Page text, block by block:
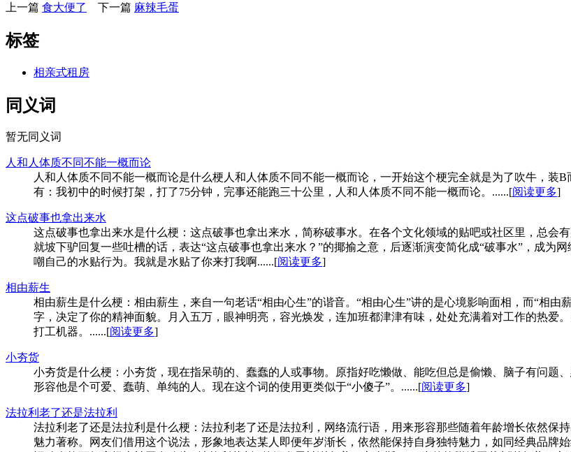
上一篇 食大便了 下一篇 麻辣毛蛋
标签
相亲式租房
同义词
暂无同义词
人和人体质不同不能一概而论
人和人体质不同不能一概而论是什么梗人和人体质不同不能一概而论，一开始这个梗完全就是为了吹牛，装
有：我初中的时候打架，打了75分钟，完事还能跑三十公里，人和人‌‌‌‌‌‌‌‌‌‌‌体质不同不能一概而论。......[阅读更多]
这点破事也拿出来水
这点破事也拿出来水是什么梗：这点破事也拿出来水，简称破事水。在各个文化领域的贴吧或社区里，总会
就坡下驴回复一些吐槽的话，表达“这点破事也拿出来水？”的揶揄之意，后逐渐演变简化成“破事水”，成为
嘲自己的水贴行为。我就是水贴了你来打我啊......[阅读更多]
相由薪生
相由薪生是什么梗：相由薪生，来自一句老话“相由心生”的谐音。“相由心生”讲的是心境影响面相，而“相
字，决定了你的精神面貌。月入五万，眼神明亮，容光焕发，连加班都津津有味，处处充满着对工作的热爱
打工机器。......[阅读更多]
小夯货
小夯货是什么梗：小夯货，现在指呆萌的、蠢蠢的人或事物。原指好吃懒做、能吃但总是偷懒、脑子有问题
形容他是个可爱、蠢萌、单纯的人。现在这个词的使用更类似于“小傻子”。......[阅读更多]
法拉利老了还是法拉利
法拉利老了还是法拉利是什么梗：法拉利老了还是法拉利，网络流行语，用来形容那些随着年龄增长依然保
魅力著称。网友们借用这个说法，形象地表达某人即便年岁渐长，依然能保持自身独特魅力，如同经典品牌